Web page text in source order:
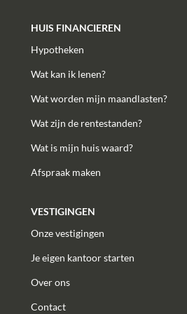
HUIS FINANCIEREN
Hypotheken
Wat kan ik lenen?
Wat worden mijn maandlasten?
Wat zijn de rentestanden?
Wat is mijn huis waard?
Afspraak maken
VESTIGINGEN
Onze vestigingen
Je eigen kantoor starten
Over ons
Contact